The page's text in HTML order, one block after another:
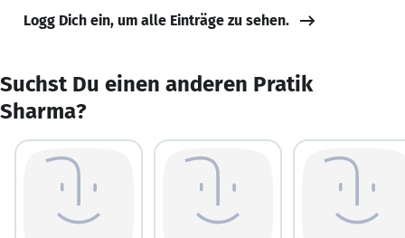
Logg Dich ein, um alle Einträge zu sehen.
Suchst Du einen anderen Pratik
Sharma?